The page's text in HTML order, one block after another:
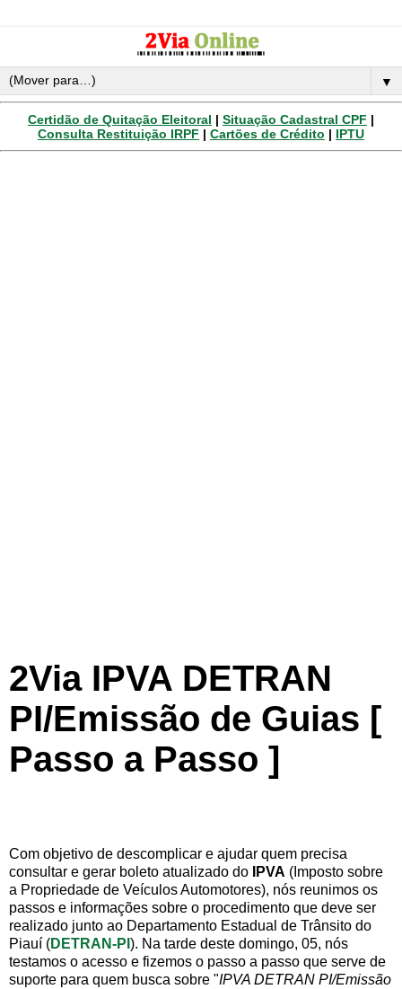
▼
Certidão de Quitação Eleitoral | Situação Cadastral CPF |
Consulta Restituição IRPF | Cartões de Crédito | IPTU
2Via IPVA DETRAN
PI/Emissão de Guias [
Passo a Passo ]
Com objetivo de descomplicar e ajudar quem precisa
consultar e gerar boleto atualizado do
IPVA (Imposto sobre
a Propriedade de Veículos Automotores), nós reunimos os
passos e informações sobre o procedimento que deve ser
realizado junto ao Departamento Estadual de Trânsito do
Piauí (DETRAN-PI ). Na tarde deste domingo, 05, nós
testamos o acesso e fizemos o passo a passo que serve de
suporte para quem busca sobre "IPVA DETRAN PI/Emissão